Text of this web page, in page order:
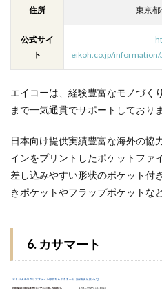
住所 東京
公式サイ
ト
eikoh.co.jp/
エイコーは、経験豊富なモノづく
まで一気通貫でサポートしておりま
日本向け提供実績豊富な海外の協
インをプリントしたポケットファ
差し込みやすい形状のポケット付
きポケットやフラップポケットな
6. カサマート